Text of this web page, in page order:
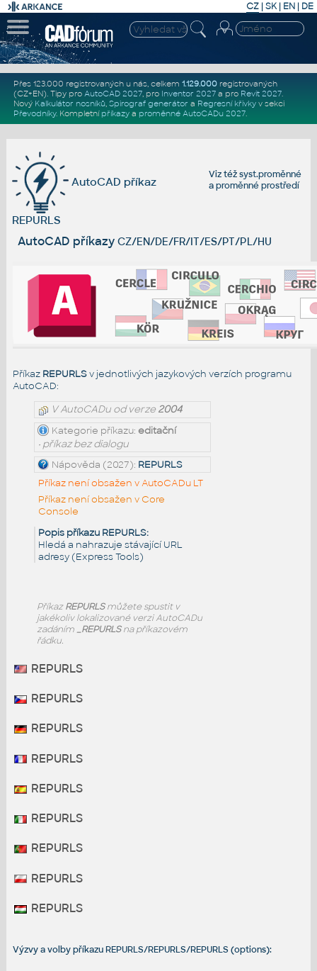
CZ | SK| EN | DE
Přes 123.000 registrovaných u nás, celkem 1.129.000registrovaných
(CZ+EN). Tipy pro AutoCAD 2027, pro Inventor 2027a pro Revit 2027.
Nový Kalkulátor nosníků, Spirograf generátor a Regresní křivkyv sekci
Převodníky. Kompletní příkazya proměnné AutoCADu 2027.
Viz téžsyst.proměnné
aproměnné prostředí
AutoCAD příkaz
REPURLS
AutoCAD příkazy CZ/EN/DE/FR/IT/ES/PT/PL/HU
Příkaz REPURLSv jednotlivých jazykových verzích programu
AutoCAD:
V AutoCADu od verze2004
Kategorie příkazu: editační
• příkaz bez dialogu
Nápověda (2027): REPURLS
Příkaz není obsažen v AutoCADu LT
Příkaz není obsažen v Core
Console
Popis příkazu REPURLS:
Hledá a nahrazuje stávající URL
adresy (Express Tools)
PříkazREPURLSmůžete spustit v
jakékoliv lokalizované verzi AutoCADu
zadáním _REPURLSna příkazovém
řádku.
REPURLS
REPURLS
REPURLS
REPURLS
REPURLS
REPURLS
REPURLS
REPURLS
REPURLS
Výzvy a volby příkazu REPURLS/REPURLS/REPURLS (options):